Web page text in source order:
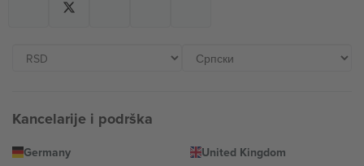
Kancelarije i podrška
Germany
United Kingdom